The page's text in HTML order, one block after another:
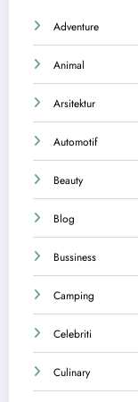
Adventure
Animal
Arsitektur
Automotif
Beauty
Blog
Bussiness
Camping
Celebriti
Culinary